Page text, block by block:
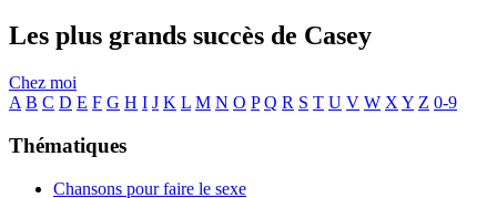
Les plus grands succès de Casey
Chez moi
A B C D E F G H I J K L M N O P Q R S T U V W X Y Z 0-9
Thématiques
Chansons pour faire le sexe